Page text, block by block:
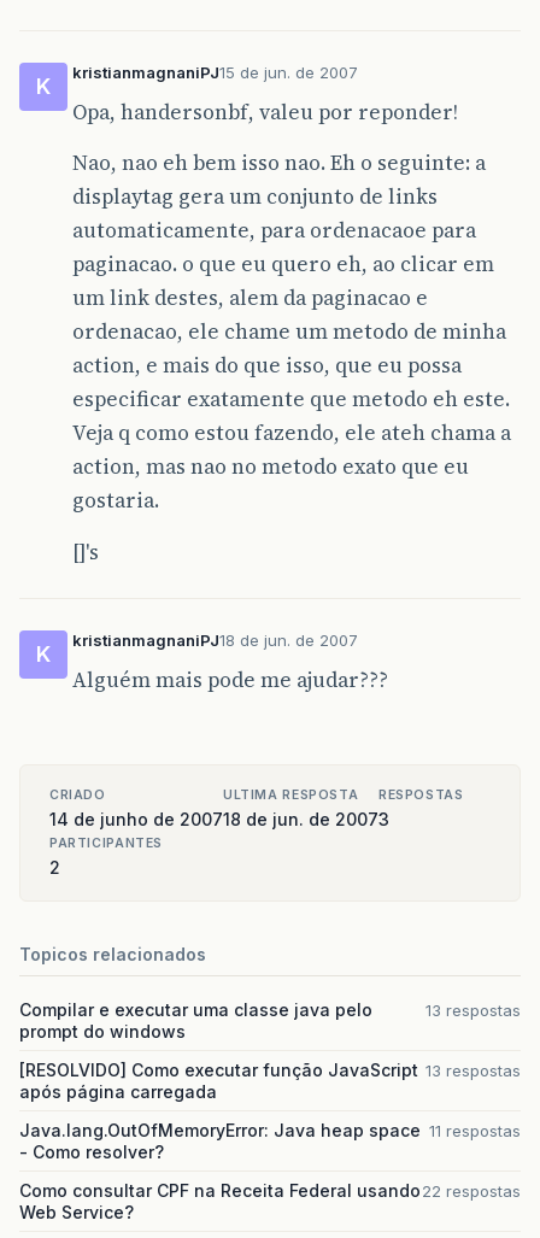
K
kristianmagnaniPJ15 de jun. de 2007
Opa, handersonbf, valeu por reponder!
Nao, nao eh bem isso nao. Eh o seguinte: a
displaytag gera um conjunto de links
automaticamente, para ordenacaoe para
paginacao. o que eu quero eh, ao clicar em
um link destes, alem da paginacao e
ordenacao, ele chame um metodo de minha
action, e mais do que isso, que eu possa
especificar exatamente que metodo eh este.
Veja q como estou fazendo, ele ateh chama a
action, mas nao no metodo exato que eu
gostaria.
[]'s
K
kristianmagnaniPJ18 de jun. de 2007
Alguém mais pode me ajudar???
CRIADO
14 de junho de 2007
ULTIMA RESPOSTA
18 de jun. de 2007
RESPOSTAS
3
PARTICIPANTES
2
Topicos relacionados
Compilar e executar uma classe java pelo
prompt do windows
13 respostas
[RESOLVIDO] Como executar função JavaScript
após página carregada
13 respostas
Java.lang.OutOfMemoryError: Java heap space
- Como resolver?
11 respostas
Como consultar CPF na Receita Federal usando
Web Service?
22 respostas